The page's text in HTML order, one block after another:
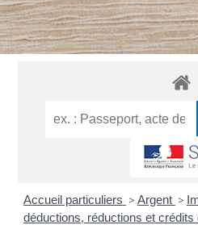
Accueil particuliers > Argent >
déductions, réductions et crédits